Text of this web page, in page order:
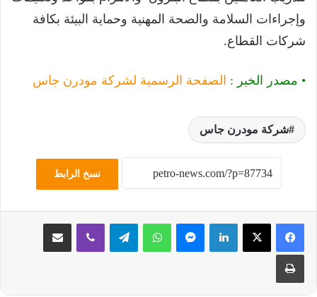
وإجراءات السلامة والصحة المهنية وحماية البيئة بكافة
شركات القطاع.
• مصدر الخبر : الصفحة الرسمية لشركة مودرن جاس
شركة مودرن جاس
نسخ الرابط
لينكدإن ماسنجر واتساب تيلقرام ڤايبر مشاركة عبر البريد
طباعة